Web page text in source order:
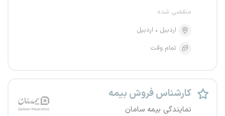
منقضی شده
اردبیل
اردبیل
تمام وقت
کارشناس فروش بیمه
نمایندگی بیمه سامان